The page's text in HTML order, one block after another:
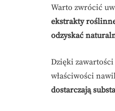
Warto zwrócić
ekstrakty
odzyskać
Dzięki
właściwości
dostarczają